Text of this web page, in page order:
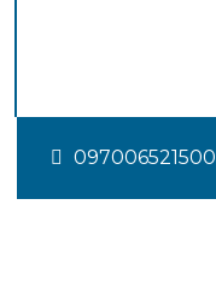
097006521500